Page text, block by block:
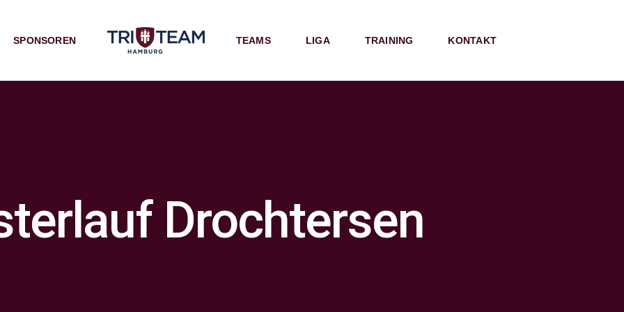
SPONSOREN TEAMS LIGA TRAINING KONTAKT
Drochtersen